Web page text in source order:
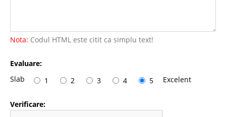
Nota: Codul HTML este citit ca simplu text!
Evaluare:
Slab
1 2 3 4 5 Excelent
Verificare: